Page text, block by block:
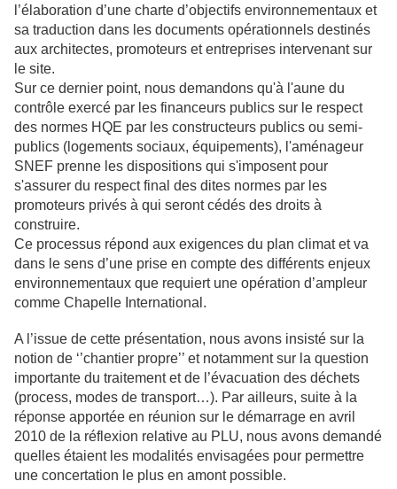
l’élaboration d’une charte d’objectifs environnementaux et
sa traduction dans les documents opérationnels destinés
aux architectes, promoteurs et entreprises intervenant sur
le site.
Sur ce dernier point, nous demandons qu'à l'aune du
contrôle exercé par les financeurs publics sur le respect
des normes HQE par les constructeurs publics ou semi-
publics (logements sociaux, équipements), l'aménageur
SNEF prenne les dispositions qui s'imposent pour
s'assurer du respect final des dites normes par les
promoteurs privés à qui seront cédés des droits à
construire.
Ce processus répond aux exigences du plan climat et va
dans le sens d’une prise en compte des différents enjeux
environnementaux que requiert une opération d’ampleur
comme Chapelle International.
A l’issue de cette présentation, nous avons insisté sur la
notion de ‘’chantier propre’’ et notamment sur la question
importante du traitement et de l’évacuation des déchets
(process, modes de transport…). Par ailleurs, suite à la
réponse apportée en réunion sur le démarrage en avril
2010 de la réflexion relative au PLU, nous avons demandé
quelles étaient les modalités envisagées pour permettre
une concertation le plus en amont possible.